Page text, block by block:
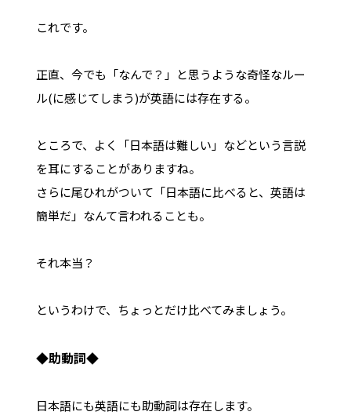
これです。
正直、今でも「なんで？」と思うような奇怪なルー
ル(に感じてしまう)が英語には存在する。
ところで、よく「日本語は難しい」などという言説
を耳にすることがありますね。
さらに尾ひれがついて「日本語に比べると、英語は
簡単だ」なんて言われることも。
それ本当？
というわけで、ちょっとだけ比べてみましょう。
◆助動詞◆
日本語にも英語にも助動詞は存在します。